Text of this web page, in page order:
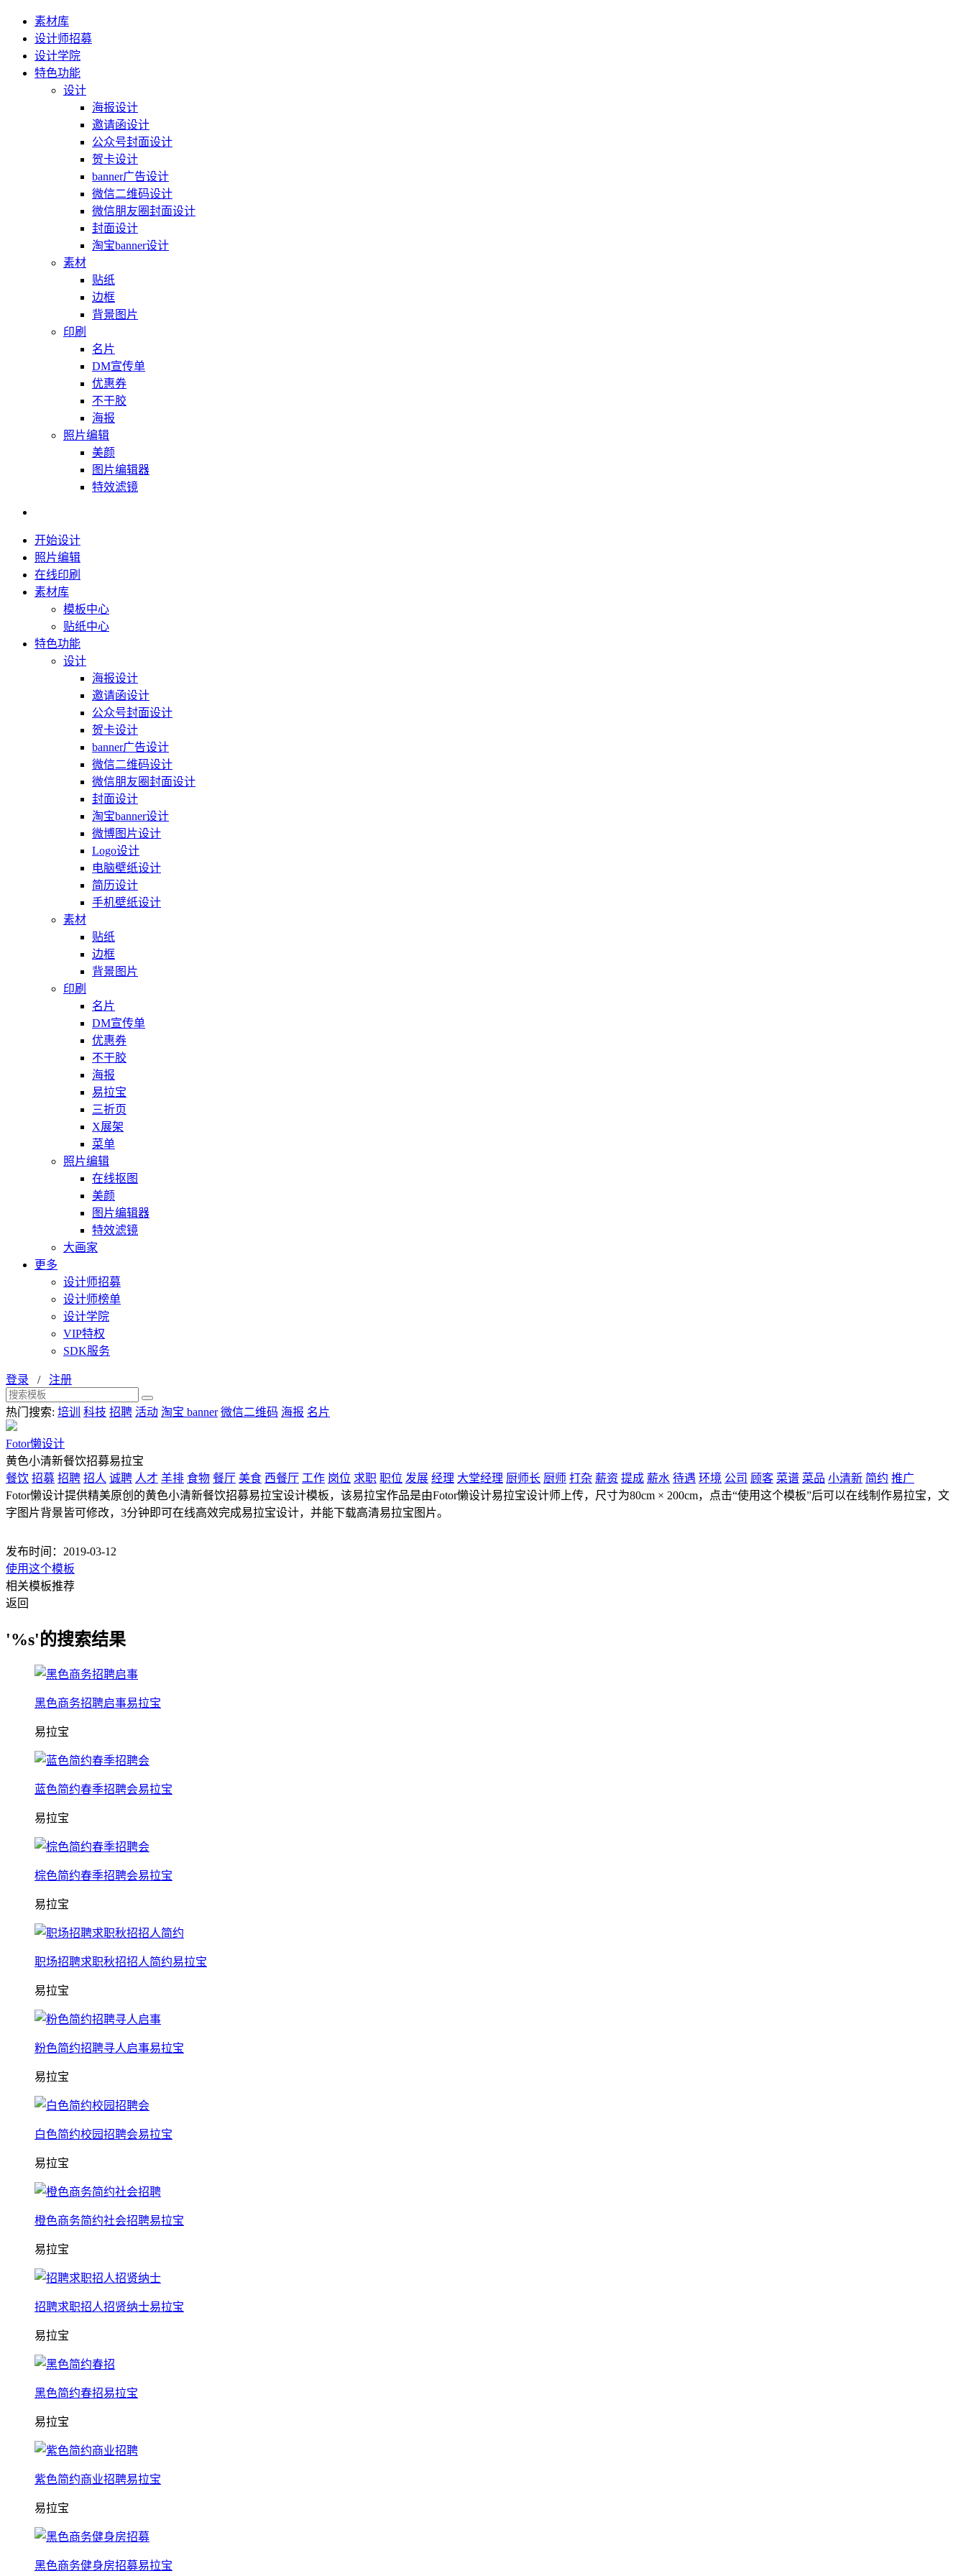
素材库
设计师招募
设计学院
特色功能
设计
海报设计
邀请函设计
公众号封面设计
贺卡设计
banner广告设计
微信二维码设计
微信朋友圈封面设计
封面设计
淘宝banner设计
素材
贴纸
边框
背景图片
印刷
名片
DM宣传单
优惠券
不干胶
海报
照片编辑
美颜
图片编辑器
特效滤镜
开始设计
照片编辑
在线印刷
素材库
模板中心
贴纸中心
特色功能
设计
海报设计
邀请函设计
公众号封面设计
贺卡设计
banner广告设计
微信二维码设计
微信朋友圈封面设计
封面设计
淘宝banner设计
微博图片设计
Logo设计
电脑壁纸设计
简历设计
手机壁纸设计
素材
贴纸
边框
背景图片
印刷
名片
DM宣传单
优惠券
不干胶
海报
易拉宝
三折页
X展架
菜单
照片编辑
在线抠图
美颜
图片编辑器
特效滤镜
大画家
更多
设计师招募
设计师榜单
设计学院
VIP特权
SDK服务
登录 / 注册
热门搜索: 培训 科技 招聘 活动 淘宝 banner 微信二维码 海报 名片
Fotor懒设计
黄色小清新餐饮招募易拉宝
餐饮 招募 招聘 招人 诚聘 人才 羊排 食物 餐厅 美食 西餐厅 工作 岗位 求职 职位 发展 经理 大堂经理 厨师长 厨师 打杂 薪资 提成 薪水 待遇 环境 公司 顾客 菜谱 菜品 小清新 简约 推广
Fotor懒设计提供精美原创的黄色小清新餐饮招募易拉宝设计模板，该易拉宝作品是由Fotor懒设计易拉宝设计师上传，尺寸为80cm × 200cm，点击“使用这个模板”后可以在线制作易拉宝，文
字图片背景皆可修改，3分钟即可在线高效完成易拉宝设计，并能下载高清易拉宝图片。
发布时间：2019-03-12
使用这个模板
相关模板推荐
返回
'%s'的搜索结果
黑色商务招聘启事易拉宝
易拉宝
蓝色简约春季招聘会易拉宝
易拉宝
棕色简约春季招聘会易拉宝
易拉宝
职场招聘求职秋招招人简约易拉宝
易拉宝
粉色简约招聘寻人启事易拉宝
易拉宝
白色简约校园招聘会易拉宝
易拉宝
橙色商务简约社会招聘易拉宝
易拉宝
招聘求职招人招贤纳士易拉宝
易拉宝
黑色简约春招易拉宝
易拉宝
紫色简约商业招聘易拉宝
易拉宝
黑色商务健身房招募易拉宝